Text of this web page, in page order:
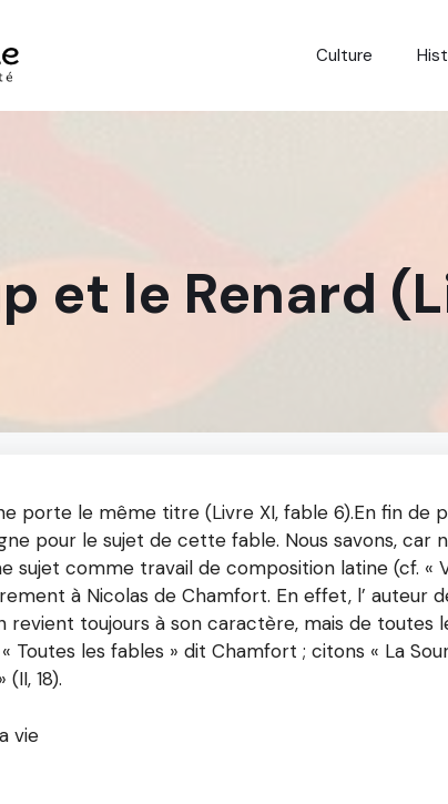
Culture
et le Renard
porte le même titre (Livre XI, fable 6).En fin de
pour le sujet de cette fable. Nous savons,
sujet comme travail de composition latine (cf. «
à Nicolas de Chamfort. En effet, l’ auteur
revient toujours à son caractère, mais de
Toutes les fables » dit Chamfort ; citons « La
18).
vie